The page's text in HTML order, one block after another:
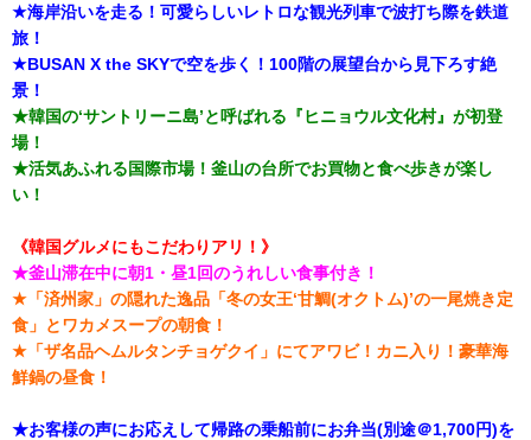
★海岸沿いを走る！可愛らしいレトロな観光列車で波打ち際を鉄道
旅！
★BUSAN X the SKYで空を歩く！100階の展望台から見下ろす絶
景！
★韓国の‘サントリーニ島’と呼ばれる『ヒニョウル文化村』が初登
場！
★活気あふれる国際市場！釜山の台所でお買物と食べ歩きが楽し
い！
《韓国グルメにもこだわりアリ！》
★釜山滞在中に朝1・昼1回のうれしい食事付き！
★「済州家」の隠れた逸品「冬の女王‘甘鯛(オクトム)’の一尾焼き定
食」とワカメスープの朝食！
★「ザ名品ヘムルタンチョゲクイ」にてアワビ！カニ入り！豪華海
鮮鍋の昼食！
★お客様の声にお応えして帰路の乗船前にお弁当(別途＠1,700円)を